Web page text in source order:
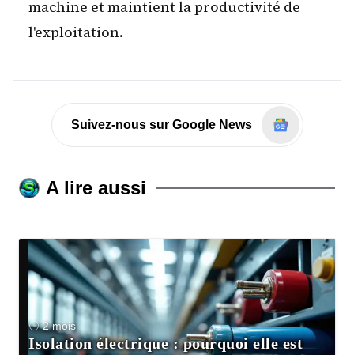
machine et maintient la productivité de
l'exploitation.
Suivez-nous sur Google News
A lire aussi
2 mois
Isolation électrique : pourquoi elle est